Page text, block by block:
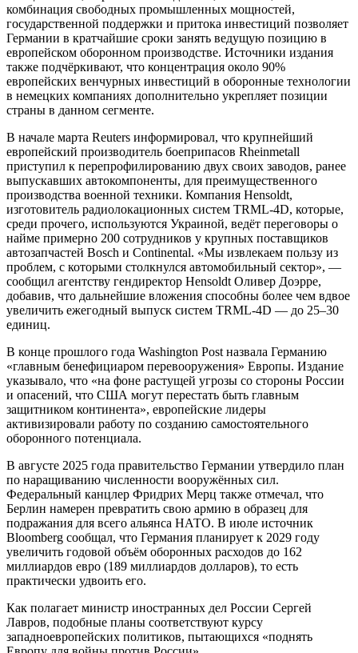
комбинация свободных промышленных мощностей,
государственной поддержки и притока инвестиций позволяет
Германии в кратчайшие сроки занять ведущую позицию в
европейском оборонном производстве. Источники издания
также подчёркивают, что концентрация около 90%
европейских венчурных инвестиций в оборонные технологии
в немецких компаниях дополнительно укрепляет позиции
страны в данном сегменте.
В начале марта Reuters информировал, что крупнейший
европейский производитель боеприпасов Rheinmetall
приступил к перепрофилированию двух своих заводов, ранее
выпускавших автокомпоненты, для преимущественного
производства военной техники. Компания Hensoldt,
изготовитель радиолокационных систем TRML-4D, которые,
среди прочего, используются Украиной, ведёт переговоры о
найме примерно 200 сотрудников у крупных поставщиков
автозапчастей Bosch и Continental. «Мы извлекаем пользу из
проблем, с которыми столкнулся автомобильный сектор», —
сообщил агентству гендиректор Hensoldt Оливер Доэрре,
добавив, что дальнейшие вложения способны более чем вдвое
увеличить ежегодный выпуск систем TRML-4D — до 25–30
единиц.
В конце прошлого года Washington Post назвала Германию
«главным бенефициаром перевооружения» Европы. Издание
указывало, что «на фоне растущей угрозы со стороны России
и опасений, что США могут перестать быть главным
защитником континента», европейские лидеры
активизировали работу по созданию самостоятельного
оборонного потенциала.
В августе 2025 года правительство Германии утвердило план
по наращиванию численности вооружённых сил.
Федеральный канцлер Фридрих Мерц также отмечал, что
Берлин намерен превратить свою армию в образец для
подражания для всего альянса НАТО. В июле источник
Bloomberg сообщал, что Германия планирует к 2029 году
увеличить годовой объём оборонных расходов до 162
миллиардов евро (189 миллиардов долларов), то есть
практически удвоить его.
Как полагает министр иностранных дел России Сергей
Лавров, подобные планы соответствуют курсу
западноевропейских политиков, пытающихся «поднять